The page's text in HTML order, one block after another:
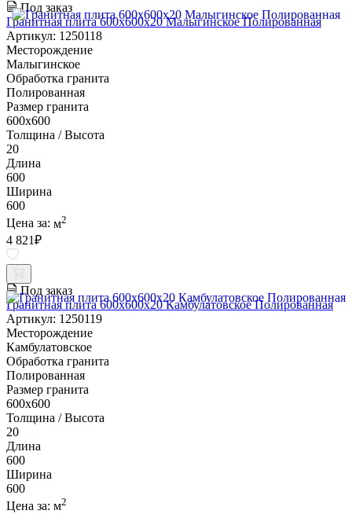
Под заказ
Гранитная плита 600х600x20 Малыгинское Полированная
Артикул: 1250118
Месторождение
Малыгинское
Обработка гранита
Полированная
Размер гранита
600х600
Толщина / Высота
20
Длина
600
Ширина
600
Цена за: м2
4 821₽
Под заказ
Гранитная плита 600х600x20 Камбулатовское Полированная
Артикул: 1250119
Месторождение
Камбулатовское
Обработка гранита
Полированная
Размер гранита
600х600
Толщина / Высота
20
Длина
600
Ширина
600
Цена за: м2